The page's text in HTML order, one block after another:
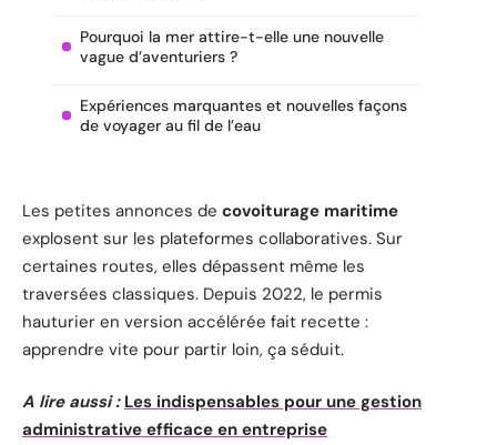
Pourquoi la mer attire-t-elle une nouvelle
vague d’aventuriers ?
Expériences marquantes et nouvelles façons
de voyager au fil de l’eau
Les petites annonces de covoiturage maritime
explosent sur les plateformes collaboratives. Sur
certaines routes, elles dépassent même les
traversées classiques. Depuis 2022, le permis
hauturier en version accélérée fait recette :
apprendre vite pour partir loin, ça séduit.
A lire aussi : Les indispensables pour une gestion
administrative efficace en entreprise